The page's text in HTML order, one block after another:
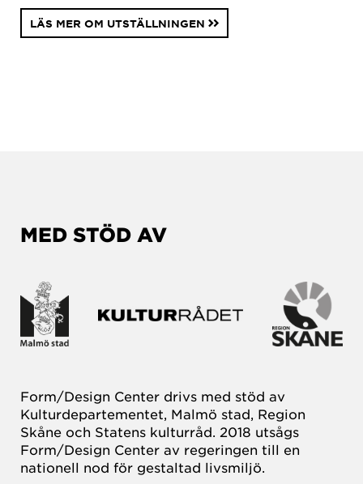
LÄS MER OM UTSTÄLLNINGEN
MED STÖD AV
Form/Design Center drivs med stöd av
Kulturdepartementet, Malmö stad, Region
Skåne och Statens kulturråd. 2018 utsågs
Form/Design Center av regeringen till en
nationell nod för gestaltad livsmiljö.